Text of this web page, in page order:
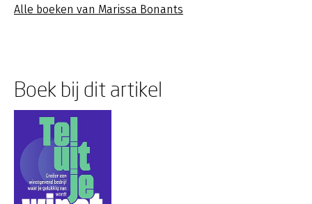
Alle boeken van Marissa Bonants
Boek bij dit artikel